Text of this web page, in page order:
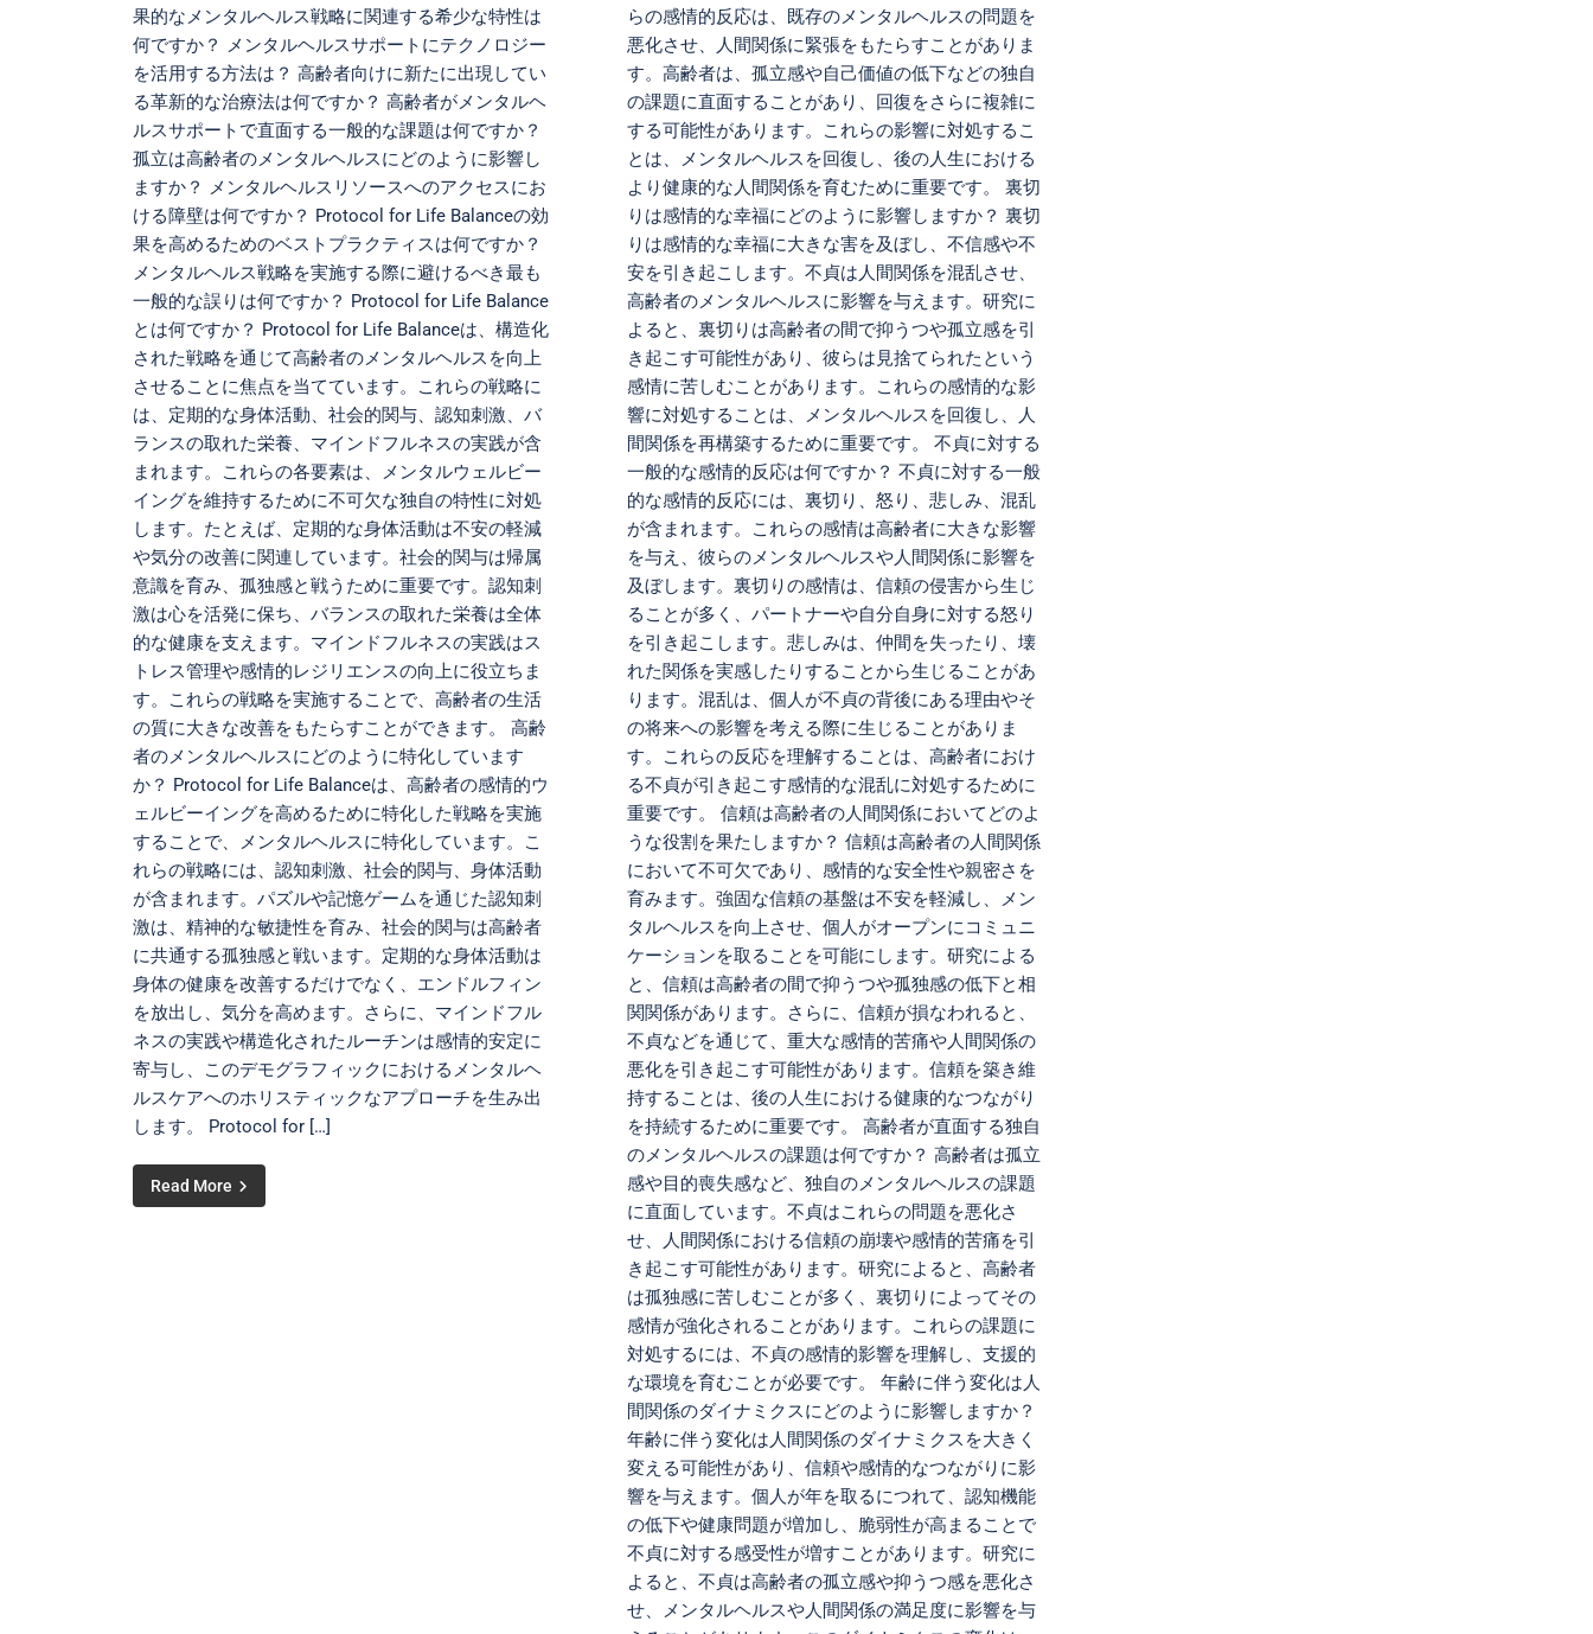
果的なメンタルヘルス戦略に関連する希少な特性は
何ですか？ メンタルヘルスサポートにテクノロジー
を活用する方法は？ 高齢者向けに新たに出現してい
る革新的な治療法は何ですか？ 高齢者がメンタルヘ
ルスサポートで直面する一般的な課題は何ですか？
孤立は高齢者のメンタルヘルスにどのように影響し
ますか？ メンタルヘルスリソースへのアクセスにお
ける障壁は何ですか？ Protocol for Life Balanceの効
果を高めるためのベストプラクティスは何ですか？
メンタルヘルス戦略を実施する際に避けるべき最も
一般的な誤りは何ですか？ Protocol for Life Balance
とは何ですか？ Protocol for Life Balanceは、構造化
された戦略を通じて高齢者のメンタルヘルスを向上
させることに焦点を当てています。これらの戦略に
は、定期的な身体活動、社会的関与、認知刺激、バ
ランスの取れた栄養、マインドフルネスの実践が含
まれます。これらの各要素は、メンタルウェルビー
イングを維持するために不可欠な独自の特性に対処
します。たとえば、定期的な身体活動は不安の軽減
や気分の改善に関連しています。社会的関与は帰属
意識を育み、孤独感と戦うために重要です。認知刺
激は心を活発に保ち、バランスの取れた栄養は全体
的な健康を支えます。マインドフルネスの実践はス
トレス管理や感情的レジリエンスの向上に役立ちま
す。これらの戦略を実施することで、高齢者の生活
の質に大きな改善をもたらすことができます。 高齢
者のメンタルヘルスにどのように特化しています
か？ Protocol for Life Balanceは、高齢者の感情的ウ
ェルビーイングを高めるために特化した戦略を実施
することで、メンタルヘルスに特化しています。こ
れらの戦略には、認知刺激、社会的関与、身体活動
が含まれます。パズルや記憶ゲームを通じた認知刺
激は、精神的な敏捷性を育み、社会的関与は高齢者
に共通する孤独感と戦います。定期的な身体活動は
身体の健康を改善するだけでなく、エンドルフィン
を放出し、気分を高めます。さらに、マインドフル
ネスの実践や構造化されたルーチンは感情的安定に
寄与し、このデモグラフィックにおけるメンタルヘ
ルスケアへのホリスティックなアプローチを生み出
します。 Protocol for […]
Read More
らの感情的反応は、既存のメンタルヘルスの問題を
悪化させ、人間関係に緊張をもたらすことがありま
す。高齢者は、孤立感や自己価値の低下などの独自
の課題に直面することがあり、回復をさらに複雑に
する可能性があります。これらの影響に対処するこ
とは、メンタルヘルスを回復し、後の人生における
より健康的な人間関係を育むために重要です。 裏切
りは感情的な幸福にどのように影響しますか？ 裏切
りは感情的な幸福に大きな害を及ぼし、不信感や不
安を引き起こします。不貞は人間関係を混乱させ、
高齢者のメンタルヘルスに影響を与えます。研究に
よると、裏切りは高齢者の間で抑うつや孤立感を引
き起こす可能性があり、彼らは見捨てられたという
感情に苦しむことがあります。これらの感情的な影
響に対処することは、メンタルヘルスを回復し、人
間関係を再構築するために重要です。 不貞に対する
一般的な感情的反応は何ですか？ 不貞に対する一般
的な感情的反応には、裏切り、怒り、悲しみ、混乱
が含まれます。これらの感情は高齢者に大きな影響
を与え、彼らのメンタルヘルスや人間関係に影響を
及ぼします。裏切りの感情は、信頼の侵害から生じ
ることが多く、パートナーや自分自身に対する怒り
を引き起こします。悲しみは、仲間を失ったり、壊
れた関係を実感したりすることから生じることがあ
ります。混乱は、個人が不貞の背後にある理由やそ
の将来への影響を考える際に生じることがありま
す。これらの反応を理解することは、高齢者におけ
る不貞が引き起こす感情的な混乱に対処するために
重要です。 信頼は高齢者の人間関係においてどのよ
うな役割を果たしますか？ 信頼は高齢者の人間関係
において不可欠であり、感情的な安全性や親密さを
育みます。強固な信頼の基盤は不安を軽減し、メン
タルヘルスを向上させ、個人がオープンにコミュニ
ケーションを取ることを可能にします。研究による
と、信頼は高齢者の間で抑うつや孤独感の低下と相
関関係があります。さらに、信頼が損なわれると、
不貞などを通じて、重大な感情的苦痛や人間関係の
悪化を引き起こす可能性があります。信頼を築き維
持することは、後の人生における健康的なつながり
を持続するために重要です。 高齢者が直面する独自
のメンタルヘルスの課題は何ですか？ 高齢者は孤立
感や目的喪失感など、独自のメンタルヘルスの課題
に直面しています。不貞はこれらの問題を悪化さ
せ、人間関係における信頼の崩壊や感情的苦痛を引
き起こす可能性があります。研究によると、高齢者
は孤独感に苦しむことが多く、裏切りによってその
感情が強化されることがあります。これらの課題に
対処するには、不貞の感情的影響を理解し、支援的
な環境を育むことが必要です。 年齢に伴う変化は人
間関係のダイナミクスにどのように影響しますか？
年齢に伴う変化は人間関係のダイナミクスを大きく
変える可能性があり、信頼や感情的なつながりに影
響を与えます。個人が年を取るにつれて、認知機能
の低下や健康問題が増加し、脆弱性が高まることで
不貞に対する感受性が増すことがあります。研究に
よると、不貞は高齢者の孤立感や抑うつ感を悪化さ
せ、メンタルヘルスや人間関係の満足度に影響を与